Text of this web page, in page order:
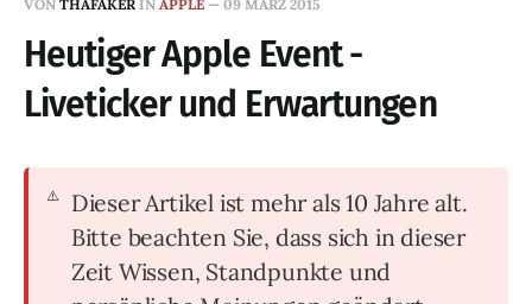
VON THAFAKER IN APPLE — 09 MÄRZ 2015
Heutiger Apple Event -
Liveticker und Erwartungen
Dieser Artikel ist mehr als 10 Jahre alt.
Bitte beachten Sie, dass sich in dieser
Zeit Wissen, Standpunkte und